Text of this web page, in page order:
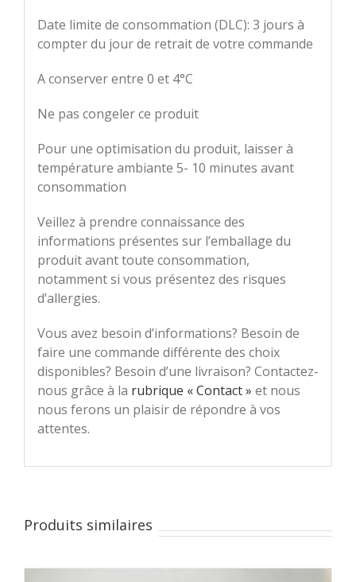
Date limite de consommation (DLC): 3 jours à
compter du jour de retrait de votre commande
A conserver entre 0 et 4°C
Ne pas congeler ce produit
Pour une optimisation du produit, laisser à
température ambiante 5- 10 minutes avant
consommation
Veillez à prendre connaissance des
informations présentes sur l’emballage du
produit avant toute consommation,
notamment si vous présentez des risques
d’allergies.
Vous avez besoin d’informations? Besoin de
faire une commande différente des choix
disponibles? Besoin d’une livraison? Contactez-
nous grâce à la rubrique « Contact » et nous
nous ferons un plaisir de répondre à vos
attentes.
Produits similaires